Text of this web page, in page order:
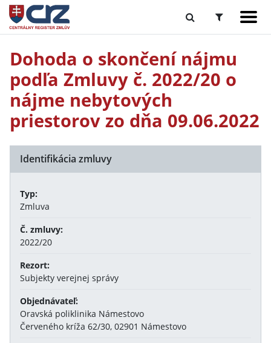
Dohoda o skončení nájmu
podľa Zmluvy č. 2022/20 o
nájme nebytových
priestorov zo dňa 09.06.2022
Identifikácia zmluvy
Typ:
Zmluva
Č. zmluvy:
2022/20
Rezort:
Subjekty verejnej správy
Objednávateľ:
Oravská poliklinika Námestovo
Červeného kríža 62/30, 02901 Námestovo